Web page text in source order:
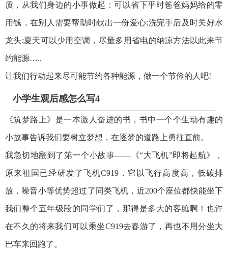
质，从我们身边的小事做起：可以省下平时爸爸妈妈给的零
用钱，在别人需要帮助时献出一份爱心;洗完手后及时关好水
龙头;夏天可以少用空调，尽量多用省电的纳凉方法以此来节
约能源…..
让我们行动起来尽可能节约各种能源，做一个节俭的人吧!
小学生观后感怎么写4
《筑梦路上》是一本激人奋进的书，书中一个个生动有趣的
小故事告诉我们要树立梦想，在逐梦的道路上勇往直前。
我急切地翻到了第一个小故事——《“大飞机”即将起航》，
原来祖国已经研发了飞机C919，它以飞行高度高，低碳排
放，噪音小等优势超过了同类飞机，近200个座位都快能坐下
我们整个五年级段的同学们了，那得是多大的客舱啊！也许
在不久的将来我们可以乘坐C919去春游了，再也不用分坐大
巴车来回跑了。